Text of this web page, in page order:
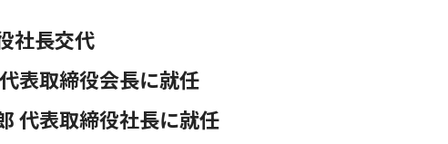
社長交代
表取締役会長に就任
代表取締役社長に就任